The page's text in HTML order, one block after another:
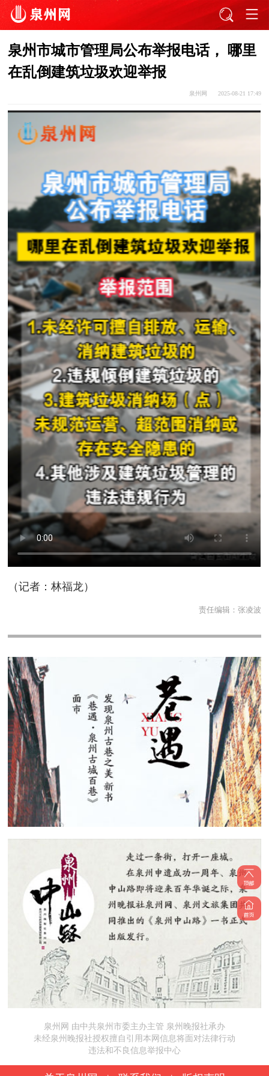
泉州市城市管理局公布举报电话， 哪里
在乱倒建筑垃圾欢迎举报
泉州网 2025-08-21 17:49
（记者：林福龙）
责任编辑： 张凌波
泉州网 由中共泉州市委主办主管 泉州晚报社承办
未经泉州晚报社授权擅自引用本网信息将面对法律行动
违法和不良信息举报中心